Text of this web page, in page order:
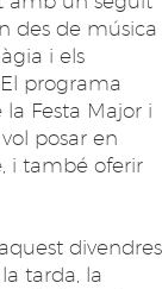
des de música
i els
programa
Festa Major i
posar en
i també oferir
divendres
tarda, la